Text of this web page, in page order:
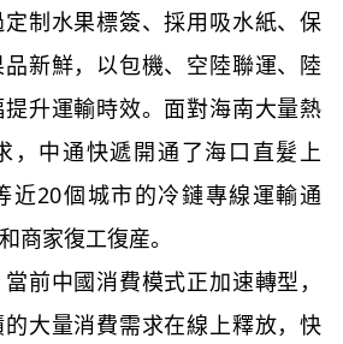
制水果標簽、採用吸水紙、保
新鮮，以包機、空陸聯運、陸
升運輸時效。面對海南大量熱
，中通快遞開通了海口直髮上
近20個城市的冷鏈專線運輸通
商家復工復産。
中國消費模式正加速轉型，
大量消費需求在線上釋放，快